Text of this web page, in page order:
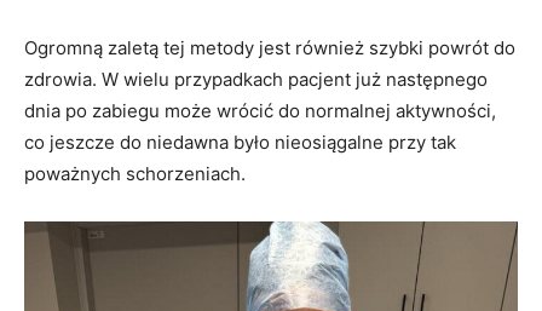
Ogromną zaletą tej metody jest również szybki powrót do
zdrowia. W wielu przypadkach pacjent już następnego
dnia po zabiegu może wrócić do normalnej aktywności,
co jeszcze do niedawna było nieosiągalne przy tak
poważnych schorzeniach.